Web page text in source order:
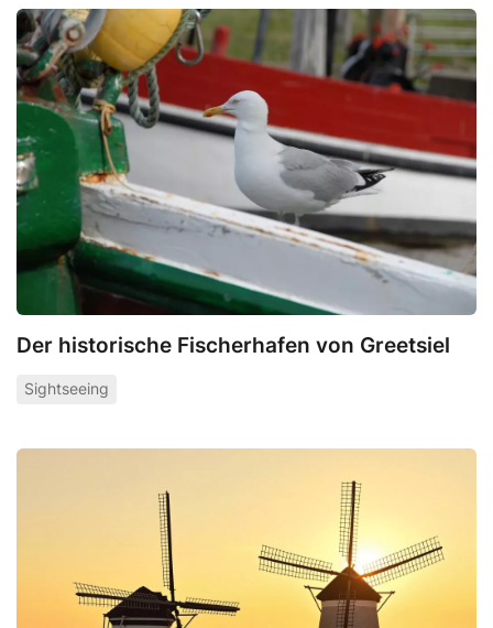
Der historische Fischerhafen von Greetsiel
Sightseeing